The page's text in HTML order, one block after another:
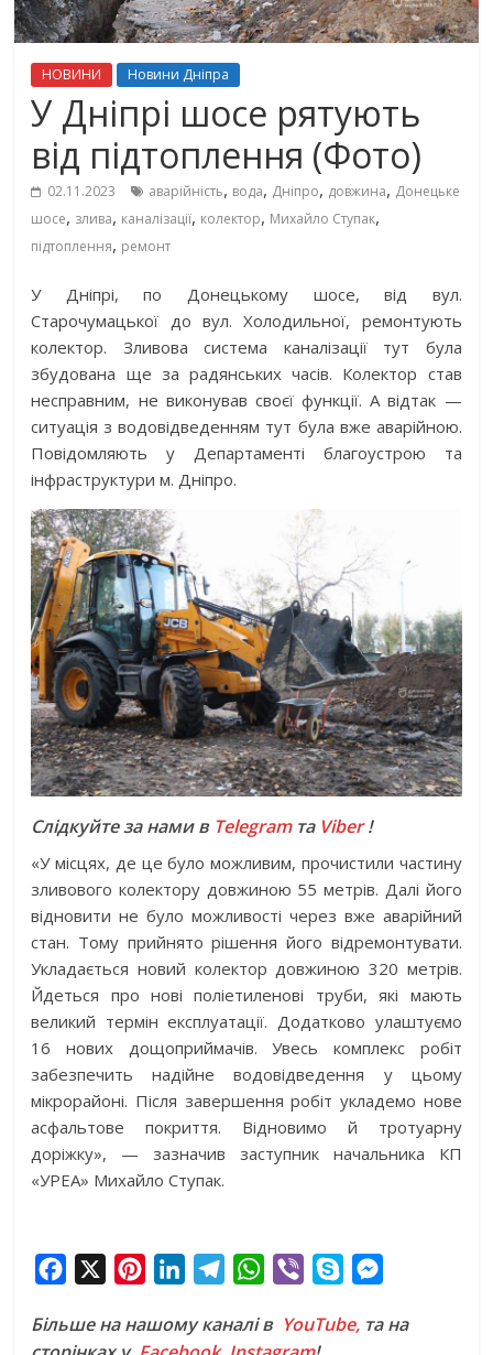
НОВИНИ Новини Дніпра
У Дніпрі шосе рятують
від підтоплення (Фото)
02.11.2023 аварійність, вода, Дніпро, довжина, Донецьке
шосе, злива, каналізації, колектор, Михайло Ступак,
підтоплення, ремонт
У Дніпрі, по Донецькому шосе, від вул.
Старочумацької до вул. Холодильної, ремонтують
колектор. Зливова система каналізації тут була
збудована ще за радянських часів. Колектор став
несправним, не виконував своєї функції. А відтак —
ситуація з водовідведенням тут була вже аварійною.
Повідомляють у Департаменті благоустрою та
інфраструктури м. Дніпро.
Слідкуйте за нами в Telegramта Viber!
«У місцях, де це було можливим, прочистили частину
зливового колектору довжиною 55 метрів. Далі його
відновити не було можливості через вже аварійний
стан. Тому прийнято рішення його відремонтувати.
Укладається новий колектор довжиною 320 метрів.
Йдеться про нові поліетиленові труби, які мають
великий термін експлуатації. Додатково улаштуємо
16 нових дощоприймачів. Увесь комплекс робіт
забезпечить надійне водовідведення у цьому
мікрорайоні. Після завершення робіт укладемо нове
асфальтове покриття. Відновимо й тротуарну
доріжку», — зазначив заступник начальника КП
«УРЕА» Михайло Ступак.
c
n
n
l
W
a
b
y
s
Більше на нашому каналі в YouTube, та на